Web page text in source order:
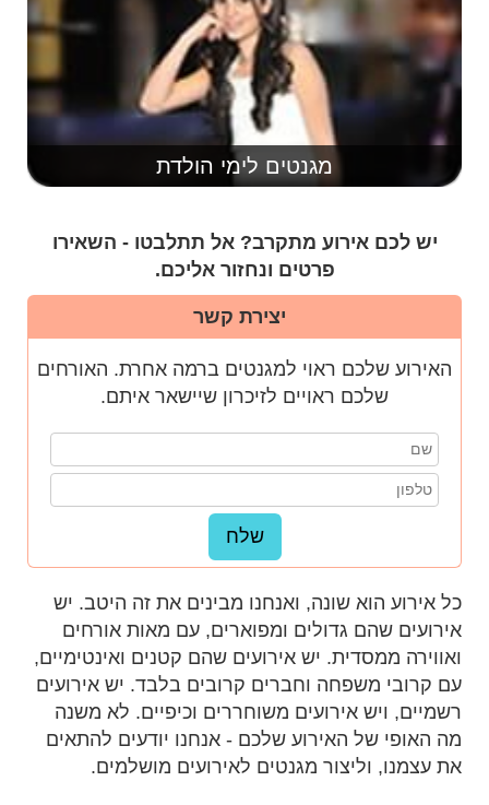
מגנטים לימי הולדת
יש לכם אירוע מתקרב? אל תתלבטו - השאירו
פרטים ונחזור אליכם.
יצירת קשר
האירוע שלכם ראוי למגנטים ברמה אחרת. האורחים
שלכם ראויים לזיכרון שיישאר איתם.
כל אירוע הוא שונה, ואנחנו מבינים את זה היטב. יש
אירועים שהם גדולים ומפוארים, עם מאות אורחים
ואווירה ממסדית. יש אירועים שהם קטנים ואינטימיים,
עם קרובי משפחה וחברים קרובים בלבד. יש אירועים
רשמיים, ויש אירועים משוחררים וכיפיים. לא משנה
מה האופי של האירוע שלכם - אנחנו יודעים להתאים
את עצמנו, וליצור מגנטים לאירועים מושלמים.